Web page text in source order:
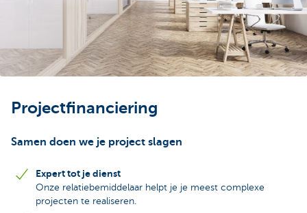
Projectfinanciering
Samen doen we je project slagen
Expert tot je dienst
Onze relatiebemiddelaar helpt je je meest complexe
projecten te realiseren.